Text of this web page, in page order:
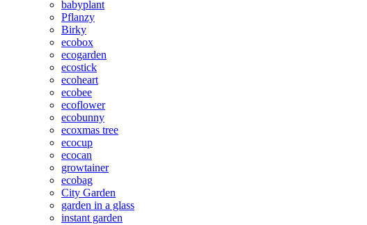
babyplant
Pflanzy
Birky
ecobox
ecogarden
ecostick
ecoheart
ecobee
ecoflower
ecobunny
ecoxmas tree
ecocup
ecocan
growtainer
ecobag
City Garden
garden in a glass
instant garden